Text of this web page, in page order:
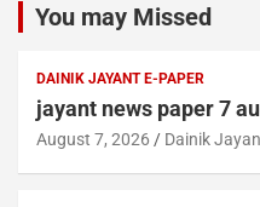
You may Missed
DAINIK JAYANT E-PAPER
jayant news paper 7
August 7, 2026 Dainik